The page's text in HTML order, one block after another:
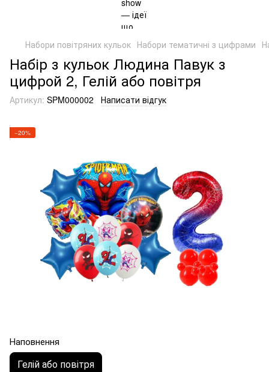
Набори повітряних кульок Набори тематичні з цифрами
Набір з кульок Людина Павук з
цифрой 2, Гелій або повітря
Артикул: SPM000002 Написати відгук
−20%
Наповнення
Гелій або повітря